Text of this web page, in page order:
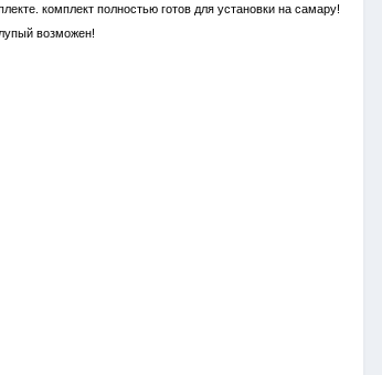
комплект полностью готов для установки на самару!
возможен!